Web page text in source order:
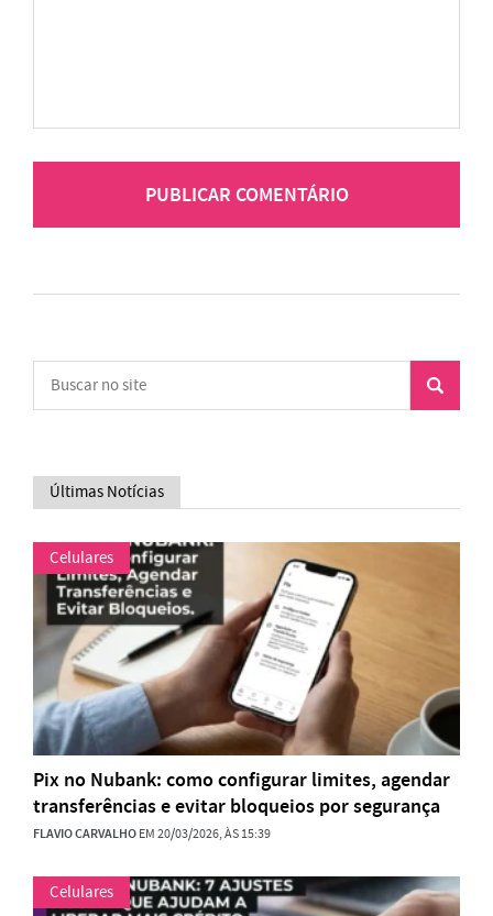
Últimas Notícias
Celulares
Pix no Nubank: como configurar limites, agendar
transferências e evitar bloqueios por segurança
FLAVIO CARVALHOEM 20/03/2026, ÀS 15:39
Celulares